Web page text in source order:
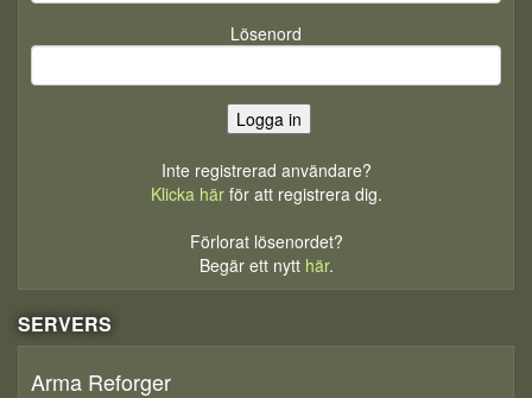
Lösenord
Inte registrerad användare?
Klicka härför att registrera dig.
Förlorat lösenordet?
Begär ett nytt här.
SERVERS
Arma Reforger